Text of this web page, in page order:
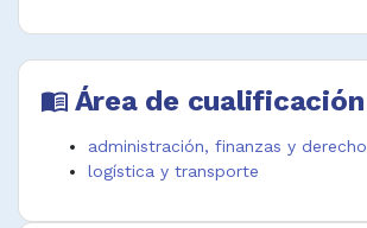
menu_book Área de cualificación
administración, finanzas y derecho
logística y transporte